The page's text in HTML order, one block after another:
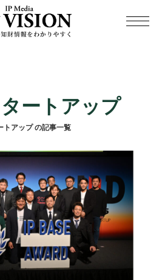
ートアップ
トアップ の記事一覧